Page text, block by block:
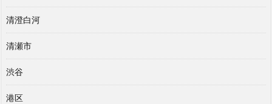
清澄白河
清瀬市
渋谷
港区